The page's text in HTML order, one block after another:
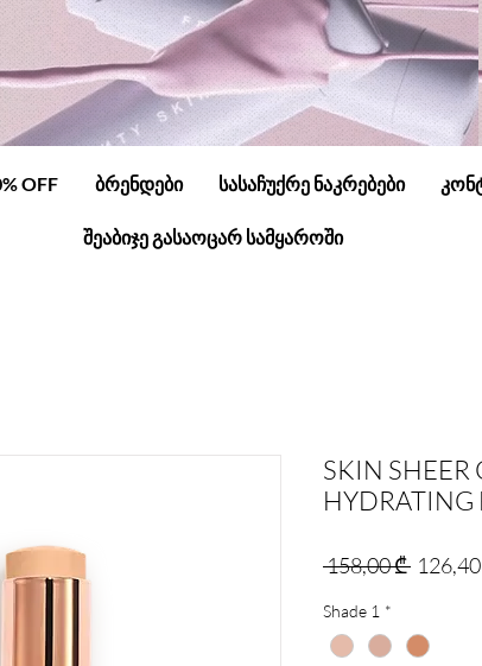
OFF ბრენდები სასაჩუქრე ნაკრებები
შეაბიჯე გასაოცარ სამყაროში
SKIN
158,00 ₾ Regular
Shade 1 *